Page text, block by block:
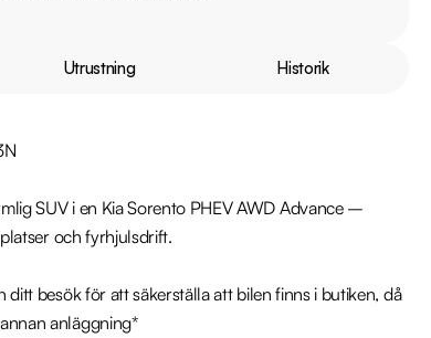
Utrustning Historik
SUV i en Kia Sorento PHEV AWD Advance –
och fyrhjulsdrift.
ditt besök för att säkerställa att bilen finns i butiken, då
anläggning*